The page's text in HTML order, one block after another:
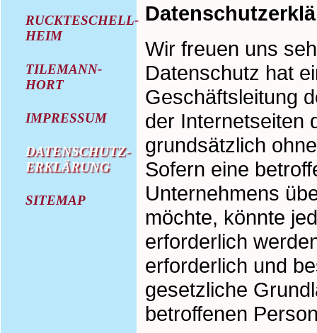
RUCKTESCHELL-
HEIM
TILEMANN-
HORT
IMPRESSUM
DATENSCHUTZ-
ERKLÄRUNG
SITEMAP
Wir freuen uns
Datenschutz hat
Geschäftsleitung
der Internetseiten
grundsätzlich
Sofern eine
Unternehmens
möchte, könnte
erforderlich
erforderlich und
gesetzliche
betroffenen